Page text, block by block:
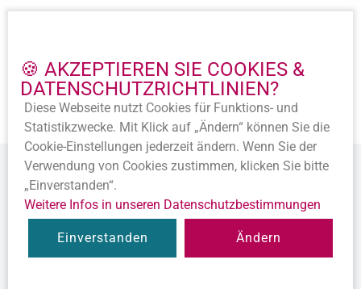
🍪 AKZEPTIEREN SIE COOKIES &
DATENSCHUTZ­RICHTLINIEN?
Diese Webseite nutzt Cookies für Funktions- und
Statistik­zwecke. Mit Klick auf „Ändern“ können Sie die
Cookie-Ein­stellungen jederzeit ändern. Wenn Sie der
Verwendung von Cookies zustimmen, klicken Sie bitte
„Einverstanden“.
Weitere Infos in unseren Datenschutz­bestimmungen
Einverstanden Ändern
Wichtige Links
Datenschutz
Beitritt
Satzung
© 2020 Alle Rechte vorbehalten.